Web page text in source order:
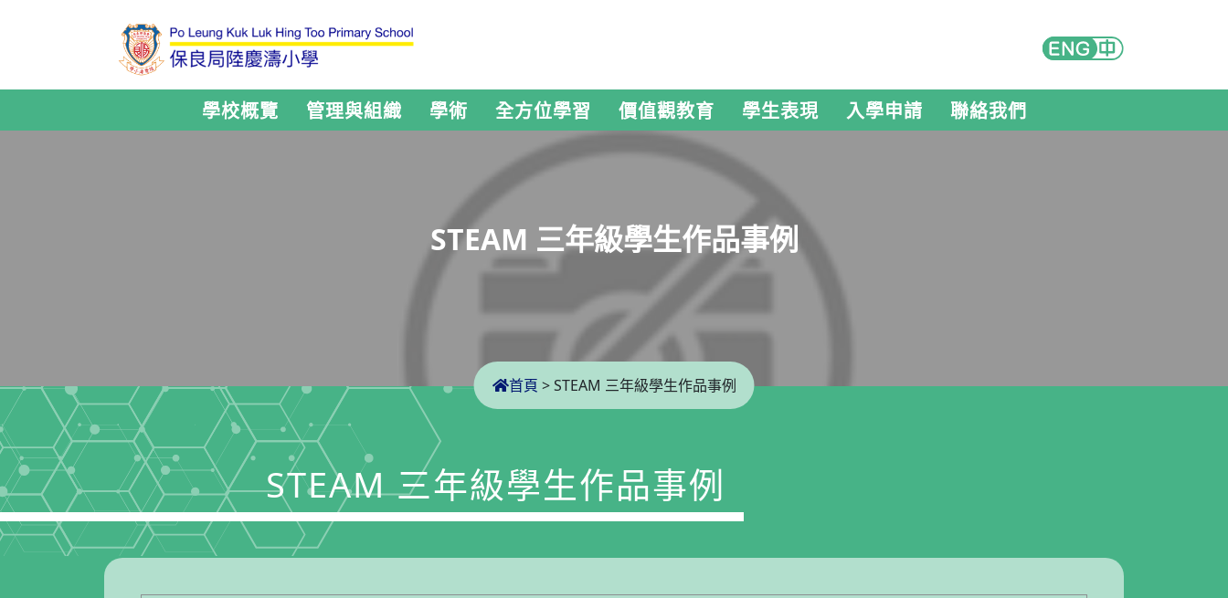
學校概覽 管理與組織 學術 全方位學習 價值觀教育 學生表現 入學申請 聯絡我們
STEAM 三年級學生作品事例
首頁 > STEAM 三年級學生作品事例
STEAM 三年級學生作品事例